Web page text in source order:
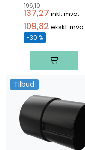
196,10
137,27 inkl. mva.
109,82 ekskl. mva.
-30 %
Tilbud